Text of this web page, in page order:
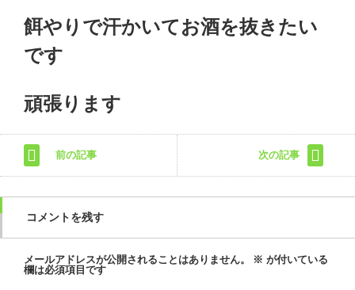
餌やりで汗かいてお酒を抜きたい
です
頑張ります
前の記事 次の記事
コメントを残す
メールアドレスが公開されることはありません。 ※ が付いている
欄は必須項目です